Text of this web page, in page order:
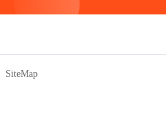
SiteMap